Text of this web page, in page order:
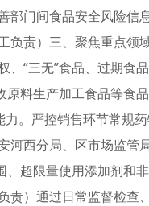
部门间食品安全风险
负责）三、聚焦重点
、“三无”食品、过期食
料生产加工食品等食
力。严控销售环节常规
河西分局、区市场监
、超限量使用添加剂和
责）通过日常监督检